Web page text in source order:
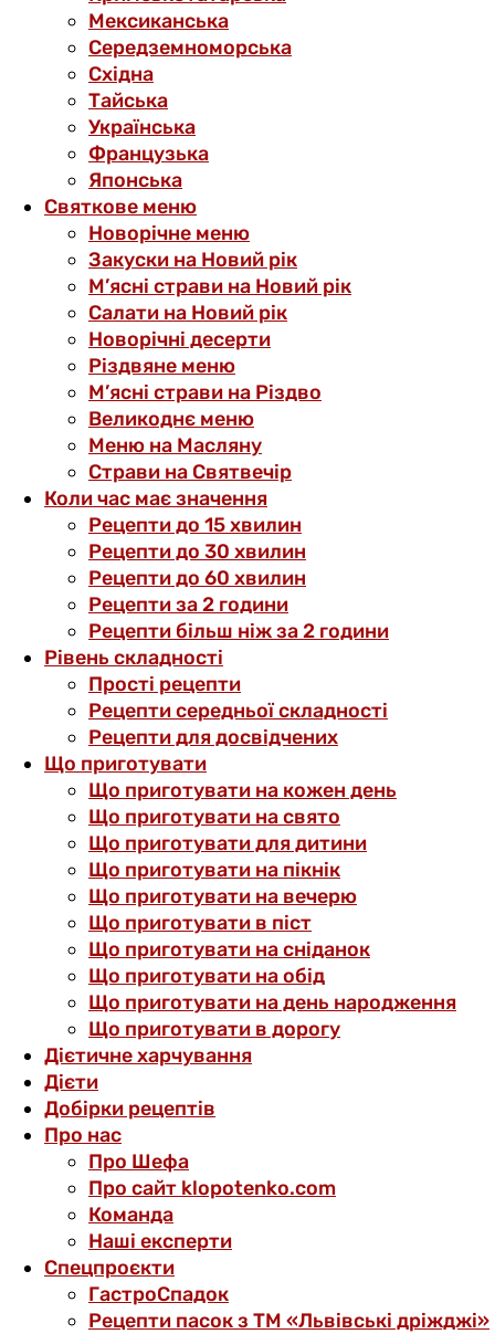
Мексиканська
Середземноморська
Східна
Тайська
Українська
Французька
Японська
Святкове меню
Новорічне меню
Закуски на Новий рік
М’ясні страви на Новий рік
Салати на Новий рік
Новорічні десерти
Різдвяне меню
М’ясні страви на Різдво
Великоднє меню
Меню на Масляну
Страви на Святвечір
Коли час має значення
Рецепти до 15 хвилин
Рецепти до 30 хвилин
Рецепти до 60 хвилин
Рецепти за 2 години
Рецепти більш ніж за 2 години
Рівень складності
Прості рецепти
Рецепти середньої складності
Рецепти для досвідчених
Що приготувати
Що приготувати на кожен день
Що приготувати на свято
Що приготувати для дитини
Що приготувати на пікнік
Що приготувати на вечерю
Що приготувати в піст
Що приготувати на сніданок
Що приготувати на обід
Що приготувати на день народження
Що приготувати в дорогу
Дієтичне харчування
Дієти
Добірки рецептів
Про нас
Про Шефа
Про сайт klopotenko.com
Команда
Наші експерти
Спецпроєкти
ГастроСпадок
Рецепти пасок з ТМ «Львівські дріжджі»